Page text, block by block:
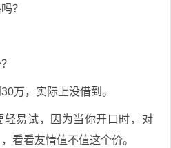
？
万，实际上没借到。
轻易试，因为当你开口时，对
看看友情值不值这个价。